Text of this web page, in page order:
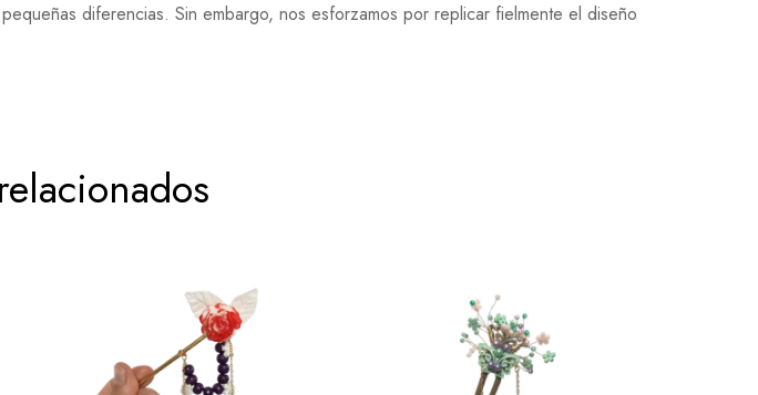
diferencias. Sin embargo, nos esforzamos por replicar fielmente el diseño